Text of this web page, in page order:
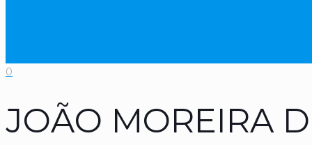
0
JOÃO MOREIRA